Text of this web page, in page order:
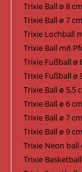
Trixie Ball ø 8
Trixie Ball ø 7
Trixie Lochball
Trixie Ball mit
Trixie Fußball ø
Trixie Fußball ø
Trixie Ball ø 5,5
Trixie Ball ø 6
Trixie Ball ø 7
Trixie Ball ø 9
Trixie Neon ball
Trixie